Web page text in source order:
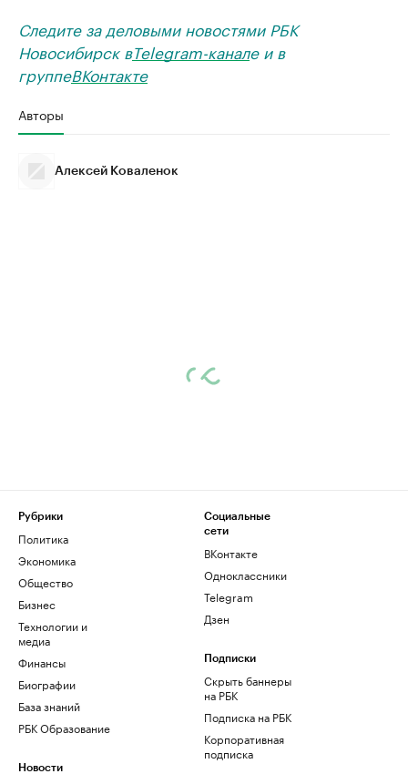
Следите за деловыми новостями РБК
Новосибирск вTelegram-канале и в
группеВКонтакте
Авторы
Алексей Коваленок
Рубрики
Политика
Экономика
Общество
Бизнес
Технологии и
медиа
Финансы
Биографии
База знаний
РБК Образование
Новости
Социальные
сети
ВКонтакте
Одноклассники
Telegram
Дзен
Подписки
Скрыть баннеры
на РБК
Подписка на РБК
Корпоративная
подписка